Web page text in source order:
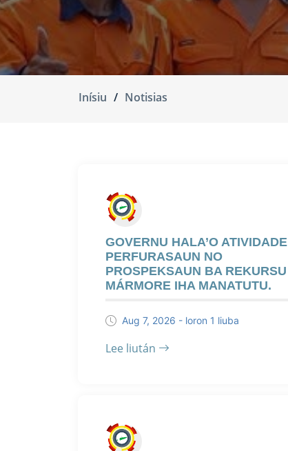
Inísiu Notisias
GOVERNU HALA’O ATIVIDADE
PERFURASAUN NO
PROSPEKSAUN BA REKURSU
MÁRMORE IHA MANATUTU.
Aug 7, 2026 - loron 1 liuba
Lee liután